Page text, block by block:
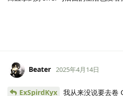
Beater 2025年4月14日
ExSpirdKyx
我从来没说要去卷